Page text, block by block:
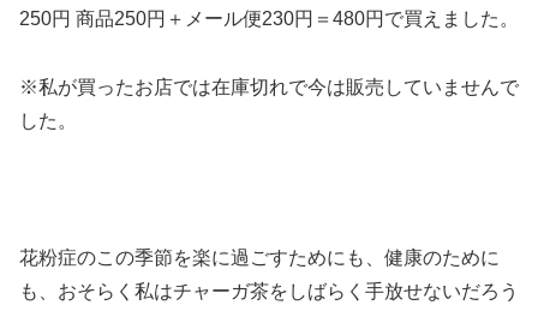
250円 商品250円＋メール便230円＝480円で買えました。
※私が買ったお店では在庫切れで今は販売していませんで
した。
花粉症のこの季節を楽に過ごすためにも、健康のために
も、おそらく私はチャーガ茶をしばらく手放せないだろう